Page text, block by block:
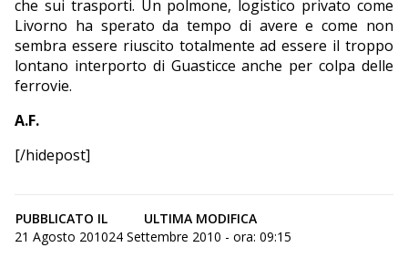
che sui trasporti. Un polmone, logistico privato come
Livorno ha sperato da tempo di avere e come non
sembra essere riuscito totalmente ad essere il troppo
lontano interporto di Guasticce anche per colpa delle
ferrovie.
A.F.
[/hidepost]
PUBBLICATO IL
21 Agosto 2010
ULTIMA MODIFICA
24 Settembre 2010 - ora: 09:15